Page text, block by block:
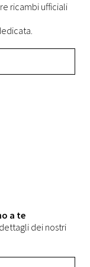
ricambi ufficiali
a te
dei nostri